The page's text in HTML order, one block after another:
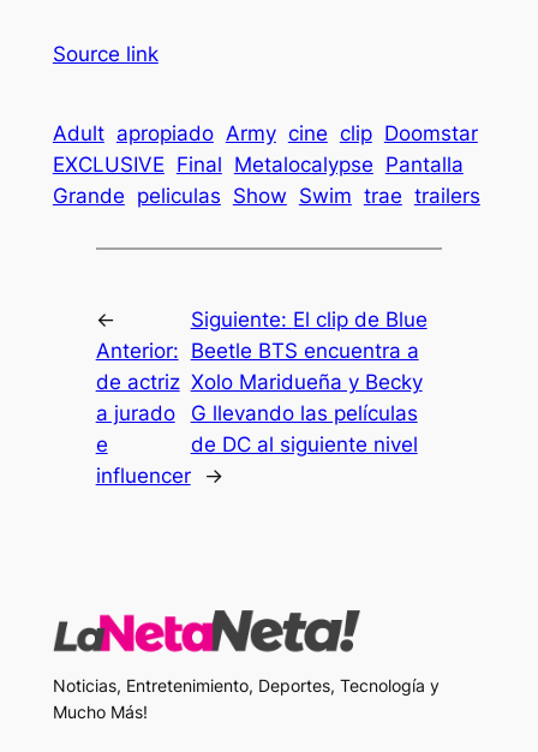
Source link
Adult apropiado Army cine clip Doomstar
EXCLUSIVE Final Metalocalypse Pantalla
Grande peliculas Show Swim trae trailers
←
Anterior:
de actriz
a jurado
e
influencer
Siguiente: El clip de Blue
Beetle BTS encuentra a
Xolo Maridueña y Becky
G llevando las películas
de DC al siguiente nivel
→
Noticias, Entretenimiento, Deportes, Tecnología y
Mucho Más!